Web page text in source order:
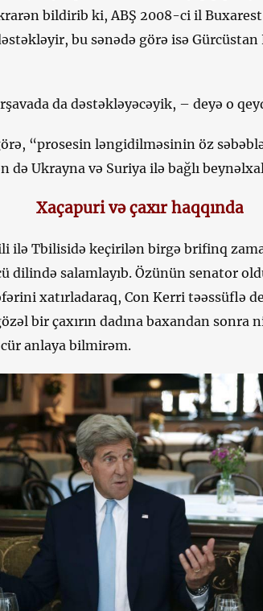
bildirib ki, ABŞ 2008-ci il
bu sənədə görə isə Gürcüstan
da dəstəkləyəcəyik, – deyə o
“prosesin ləngidilməsinin öz
də Ukrayna və Suriya ilə bağlı
Xaçapuri və çaxır haqqında
ilə Tbilisidə keçirilən birgə brifinq
dilində salamlayıb. Özünün senator
xatırladaraq, Con Kerri təəssüflə
bir çaxırın dadına baxandan sonra
anlaya bilmirəm.